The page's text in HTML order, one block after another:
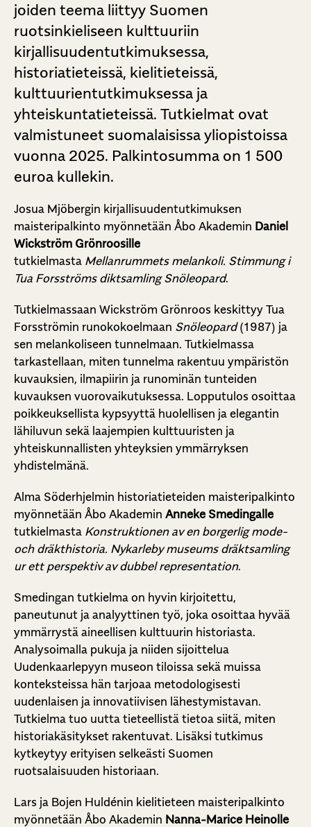
joiden teema liittyy Suomen
ruotsinkieliseen kulttuuriin
kirjallisuudentutkimuksessa,
historiatieteissä, kielitieteissä,
kulttuurientutkimuksessa ja
yhteiskuntatieteissä. Tutkielmat ovat
valmistuneet suomalaisissa yliopistoissa
vuonna 2025. Palkintosumma on 1 500
euroa kullekin.
Josua Mjöbergin kirjallisuudentutkimuksen
maisteripalkinto myönnetään Åbo Akademin Daniel
Wickström Grönroosille
tutkielmasta Mellanrummets melankoli. Stimmung i
Tua Forsströms diktsamling Snöleopard.
Tutkielmassaan Wickström Grönroos keskittyy Tua
Forsströmin runokokoelmaan Snöleopard(1987) ja
sen melankoliseen tunnelmaan. Tutkielmassa
tarkastellaan, miten tunnelma rakentuu ympäristön
kuvauksien, ilmapiirin ja runominän tunteiden
kuvauksen vuorovaikutuksessa. Lopputulos osoittaa
poikkeuksellista kypsyyttä huolellisen ja elegantin
lähiluvun sekä laajempien kulttuuristen ja
yhteiskunnallisten yhteyksien ymmärryksen
yhdistelmänä.
Alma Söderhjelmin historiatieteiden maisteripalkinto
myönnetään Åbo Akademin Anneke Smedingalle
tutkielmasta Konstruktionen av en borgerlig mode-
och dräkthistoria. Nykarleby museums dräktsamling
ur ett perspektiv av dubbel representation.
Smedingan tutkielma on hyvin kirjoitettu,
paneutunut ja analyyttinen työ, joka osoittaa hyvää
ymmärrystä aineellisen kulttuurin historiasta.
Analysoimalla pukuja ja niiden sijoittelua
Uudenkaarlepyyn museon tiloissa sekä muissa
konteksteissa hän tarjoaa metodologisesti
uudenlaisen ja innovatiivisen lähestymistavan.
Tutkielma tuo uutta tieteellistä tietoa siitä, miten
historiakäsitykset rakentuvat. Lisäksi tutkimus
kytkeytyy erityisen selkeästi Suomen
ruotsalaisuuden historiaan.
Lars ja Bojen Huldénin kielitieteen maisteripalkinto
myönnetään Åbo Akademin Nanna-Marice Heinolle